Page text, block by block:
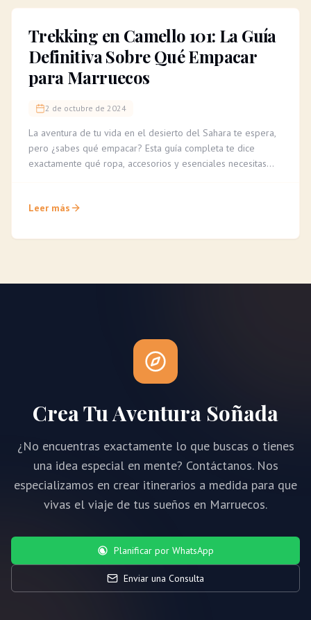
Trekking en Camello 101: La Guía
Definitiva Sobre Qué Empacar
para Marruecos
2 de octubre de 2024
La aventura de tu vida en el desierto del Sahara te espera,
pero ¿sabes qué empacar? Esta guía completa te dice
exactamente qué ropa, accesorios y esenciales necesitas
Leer más
Crea Tu Aventura Soñada
¿No encuentras exactamente lo que buscas o tienes
una idea especial en mente? Contáctanos. Nos
especializamos en crear itinerarios a medida para que
vivas el viaje de tus sueños en Marruecos.
Planificar por WhatsApp
Enviar una Consulta